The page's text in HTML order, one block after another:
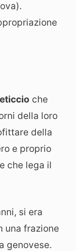
che
della loro
della
e proprio
che lega il
si era
una frazione
genovese.